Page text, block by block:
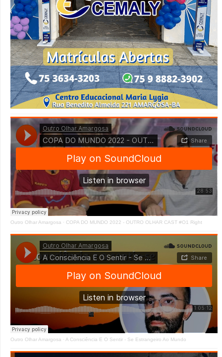
Outro Olhar Amargosa · COPA DO MUNDO 2022 - OUTRO OLHAR CAST #O1 Right
Outro Olhar Amargosa · A Consciência E O Sentir - Se Estrangeiro Ao Mundo